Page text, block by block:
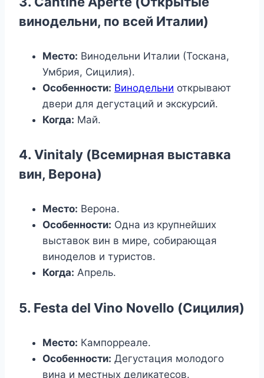
винодельни, по всей Италии)
Место: Винодельни Италии (Тоскана,
Умбрия, Сицилия).
Особенности: Винодельни открывают
двери для дегустаций и экскурсий.
Когда: Май.
4. Vinitaly (Всемирная выставка
вин, Верона)
Место: Верона.
Особенности: Одна из крупнейших
выставок вин в мире, собирающая
виноделов и туристов.
Когда: Апрель.
5. Festa del Vino Novello (Сицилия)
Место: Кампорреале.
Особенности: Дегустация молодого
вина и местных деликатесов.